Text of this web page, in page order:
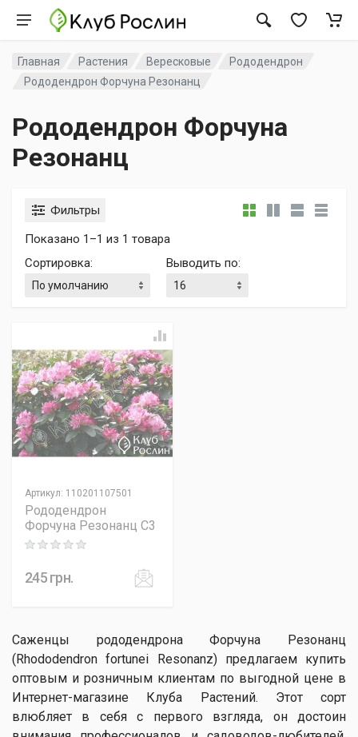
Главная Растения Вересковые
Рододендрон
Рододендрон Форчуна Резонанц
Рододендрон Форчуна
Резонанц
Фильтры
Показано 1–1 из 1 товара
Сортировка: Выводить по:
Артикул: 110201107501
Рододендрон
Форчуна Резонанц C3
Rating: 0 out of 5
245грн.
Саженцы рододендрона Форчуна Резонанц
(Rhododendron fortunei Resonanz) предлагаем купить
оптовым и розничным клиентам по выгодной цене в
Интернет-магазине Клуба Растений. Этот сорт
влюбляет в себя с первого взгляда, он достоин